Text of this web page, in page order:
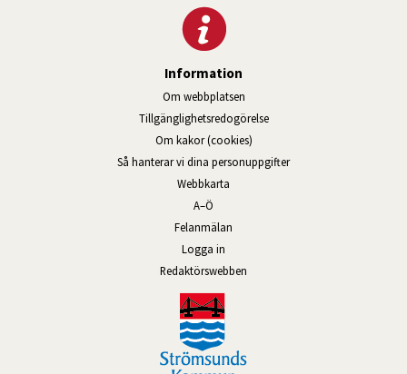
Information
Om webbplatsen
Tillgänglighetsredogörelse
Om kakor (cookies)
Så hanterar vi dina personuppgifter
Webbkarta
A–Ö
Felanmälan
Logga in
Redaktörswebben